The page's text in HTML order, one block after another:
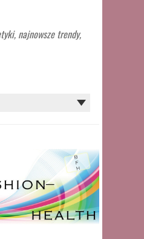
najnowsze trendy,